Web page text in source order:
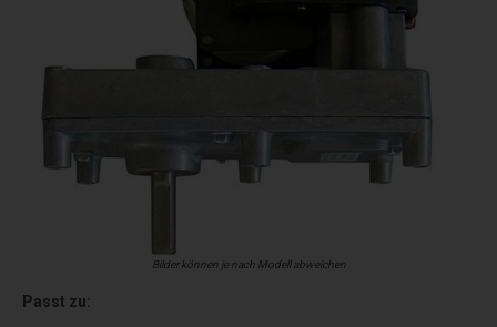
Bilder können je nach Modell abweichen
Passt zu: